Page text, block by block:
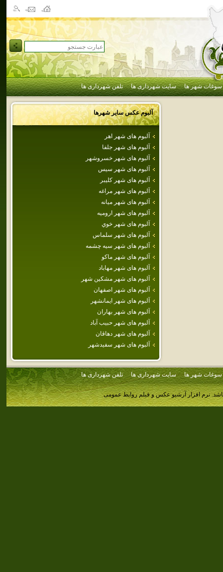
سوغات شهر ها سایت شهرداری ها تلفن شهرداری ها
آلبوم عکس سایر شهرها
آلبوم های شهر اهر
آلبوم های شهر جلفا
آلبوم های شهر خسروشهر
آلبوم های شهر سيس
آلبوم های شهر كليبر
آلبوم های شهر مراغه
آلبوم های شهر ميانه
آلبوم های شهر اروميه
آلبوم های شهر خوي
آلبوم های شهر سلماس
آلبوم های شهر سيه چشمه
آلبوم های شهر ماكو
آلبوم های شهر مهاباد
آلبوم های شهر مشكين شهر
آلبوم های شهر اصفهان
آلبوم های شهر ايمانشهر
آلبوم های شهر بهاران
آلبوم های شهر حبيب آباد
آلبوم های شهر دهاقان
آلبوم های شهر سفيدشهر
سوغات شهر ها سایت شهرداری ها تلفن شهرداری ها
نرم افزار آرشیو عکس و فیلم روابط عمومی